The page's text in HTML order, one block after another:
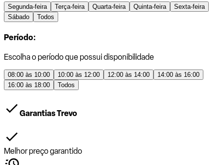
Segunda-feira Terça-feira Quarta-feira Quinta-feira
Sexta-feira
Sábado
Todos
Período:
Escolha o período que possui disponibilidade
08:00 às 10:00 10:00 às 12:00 12:00 às 14:00
14:00 às 16:00
16:00 às 18:00
Todos
Garantias Trevo
Melhor preço garantido